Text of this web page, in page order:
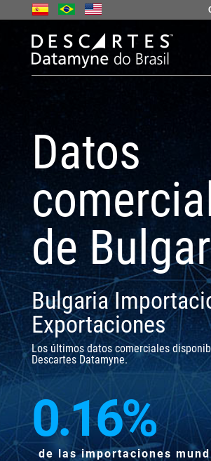
Datos
de
Bulgaria
Exportaciones
Los últimos datos comerciales
Descartes Datamyne.
0.16%
de las importaciones